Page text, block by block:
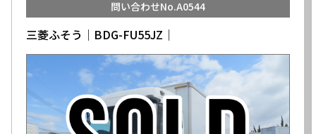
問い合わせNo.A0544
三菱ふそう│BDG-FU55JZ│